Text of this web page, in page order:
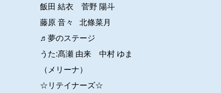
飯田 結衣 菅野 陽斗
藤原 音々 北條菜月
♬夢のステージ
うた:髙瀬 由来 中村 ゆま
（メリーナ）
☆リテイナーズ☆